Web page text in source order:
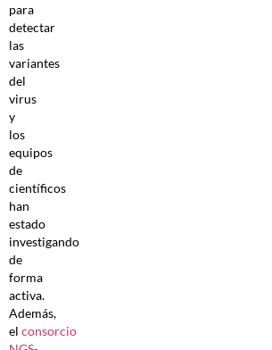
para
detectar
las
variantes
del
virus
y
los
equipos
de
científicos
han
estado
investigando
de
forma
activa.
Además,
el consorcio